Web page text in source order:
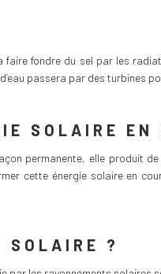
faire fondre du sel par les
passera par des turbines
SOLAIRE EN
permanente, elle produit
cette énergie solaire en
SOLAIRE ?